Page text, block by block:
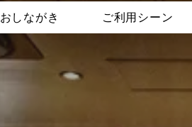
おしながき ご利用シーン